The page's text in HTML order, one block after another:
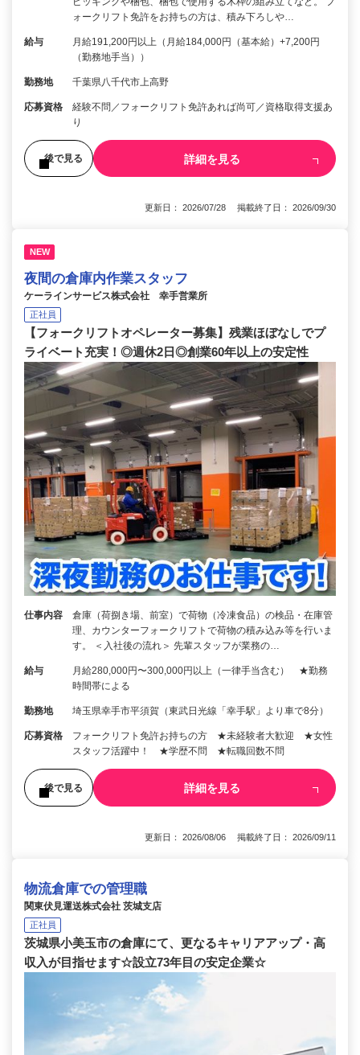
ォークリフト免許をお持ちの方は、積み下ろしや…
給与
月給191,200円以上（月給184,000円（基本給）+7,200円
（勤務地手当））
勤務地 千葉県八千代市上高野
応募資格
経験不問／フォークリフト免許あれば尚可／資格取得支援あ
り
後で見る 詳細を見る
更新日： 2026/07/28 掲載終了日： 2026/09/30
NEW
夜間の倉庫内作業スタッフ
ケーラインサービス株式会社 幸手営業所
正社員
【フォークリフトオペレーター募集】残業ほぼなしでプ
ライベート充実！◎週休2日◎創業60年以上の安定性
仕事内容
倉庫（荷捌き場、前室）で荷物（冷凍食品）の検品・在庫管
理、カウンターフォークリフトで荷物の積み込み等を行いま
す。 ＜入社後の流れ＞ 先輩スタッフが業務の…
給与
月給280,000円〜300,000円以上（一律手当含む） ★勤務
時間帯による
勤務地 埼玉県幸手市平須賀（東武日光線「幸手駅」より車で8分）
応募資格
フォークリフト免許お持ちの方 ★未経験者大歓迎 ★女性
スタッフ活躍中！ ★学歴不問 ★転職回数不問
後で見る 詳細を見る
更新日： 2026/08/06 掲載終了日： 2026/09/11
物流倉庫での管理職
関東伏見運送株式会社 茨城支店
正社員
茨城県小美玉市の倉庫にて、更なるキャリアアップ・高
収入が目指せます☆設立73年目の安定企業☆